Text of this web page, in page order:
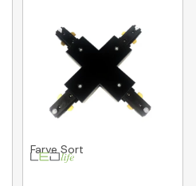
FarveSort